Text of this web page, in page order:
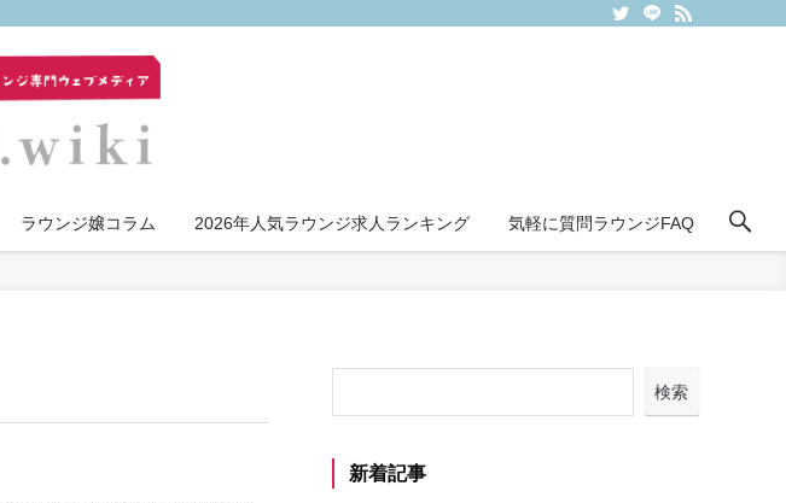
ラウンジ嬢コラム 2026年人気ラウンジ求人ランキング 気軽に質問ラウンジFAQ
検索
新着記事